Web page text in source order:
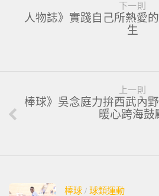
下一則
人物誌》實踐自己所熱愛
生
上一則
棒球》吳念庭力拚西武內
暖心跨海鼓
棒球 / 球類運動